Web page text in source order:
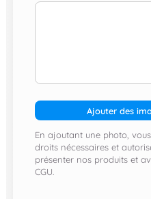
Ajouter des
En ajoutant une photo,
droits nécessaires et
présenter nos produits et
CGU.